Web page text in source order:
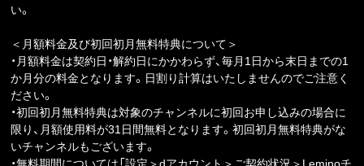
い。
＜月額料金及び初回初月無料特典について＞
・月額料金は契約日・解約日にかかわらず、毎月1日から末日までの1
か月分の料金となります。日割り計算はいたしませんのでご注意く
ださい。
・初回初月無料特典は対象のチャンネルに初回お申し込みの場合に
限り、月額使用料が31日間無料となります。初回初月無料特典がな
いチャンネルもございます。
・無料期間については「設定＞dアカウント＞ご契約状況＞Leminoチ